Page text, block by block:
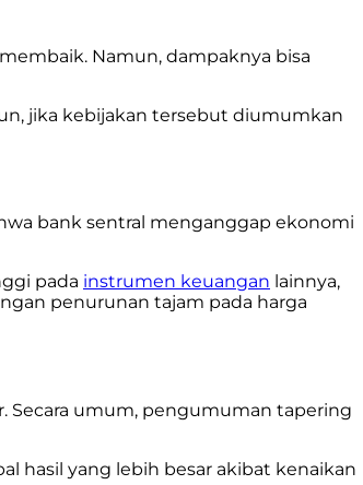
Namun, dampaknya bisa
jika kebijakan tersebut diumumkan
bank sentral menganggap ekonomi
pada instrumen keuangan lainnya,
penurunan tajam pada harga
Secara umum, pengumuman tapering
hasil yang lebih besar akibat kenaikan